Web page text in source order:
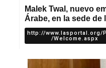
Malek Twal, nuevo
Árabe, en la sede de
http://www.lasportal.org/
/Welcome.aspx